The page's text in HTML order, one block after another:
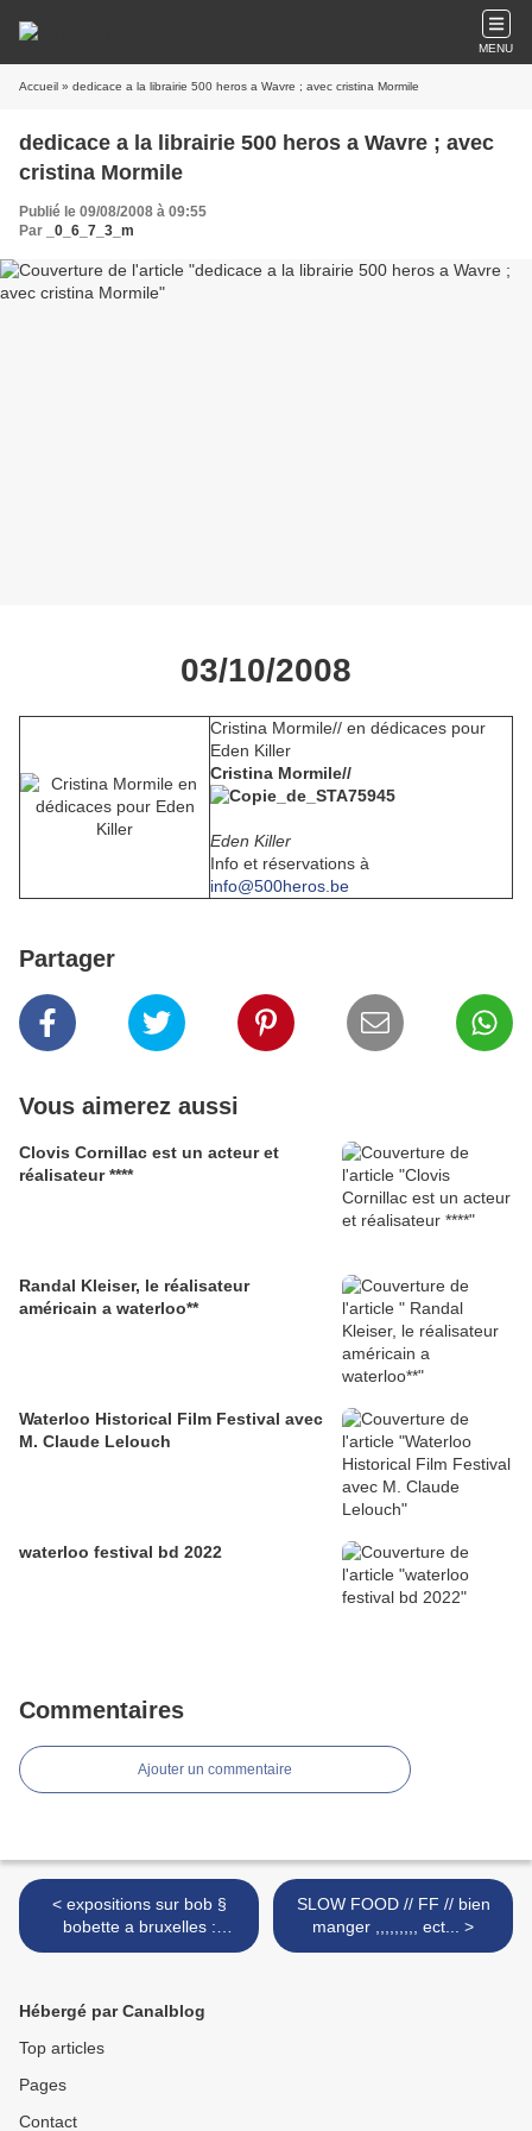
MENU
Accueil » dedicace a la librairie 500 heros a Wavre ; avec cristina Mormile
dedicace a la librairie 500 heros a Wavre ; avec
cristina Mormile
Publié le 09/08/2008 à 09:55
Par
_0_6_7_3_m
03/10/2008
Cristina Mormile// en dédicaces pour
Eden Killer
Cristina Mormile//
Eden Killer
Info et réservations à
info@500heros.be
Partager
Vous aimerez aussi
Clovis Cornillac est un acteur et
réalisateur ****
Randal Kleiser, le réalisateur
américain a waterloo**
Waterloo Historical Film Festival avec
M. Claude Lelouch
waterloo festival bd 2022
Commentaires
Ajouter un commentaire
< expositions sur bob §
bobette a bruxelles :
belgique
SLOW FOOD // FF // bien
manger ,,,,,,,,, ect... >
Hébergé par Canalblog
Top articles
Pages
Contact